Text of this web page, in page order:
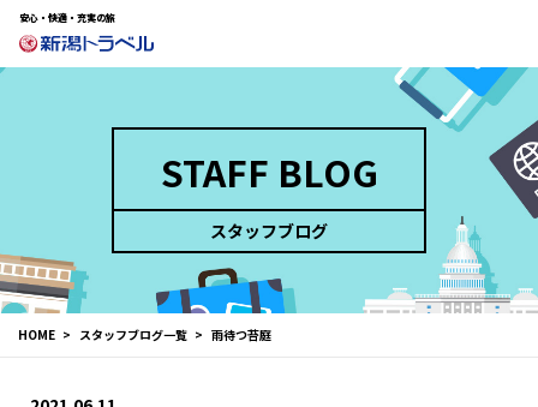
安心・快適・充実の旅
STAFF BLOG
スタッフブログ
HOME スタッフブログ一覧 雨待つ苔庭